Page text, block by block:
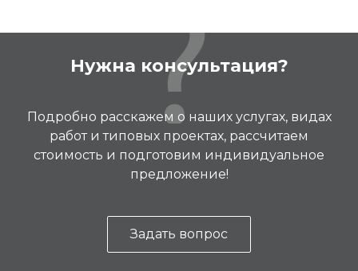
Нужна консультация?
Подробно расскажем о наших услугах, видах
работ и типовых проектах, рассчитаем
стоимость и подготовим индивидуальное
предложение!
Задать вопрос